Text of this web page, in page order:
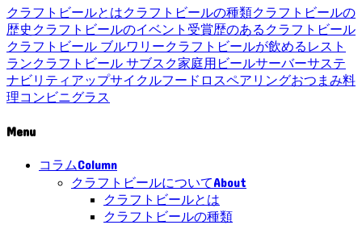
クラフトビールとはクラフトビールの種類クラフトビールの
歴史 クラフトビールのイベント 受賞歴のあるクラフトビール
クラフトビール ブルワリークラフトビールが飲めるレスト
ランクラフトビール サブスク家庭用ビールサーバーサステ
ナビリティ アップサイクルフードロスペアリングおつまみ料
理コンビニグラス
Menu
コラムColumn
クラフトビールについてAbout
クラフトビールとは
クラフトビールの種類